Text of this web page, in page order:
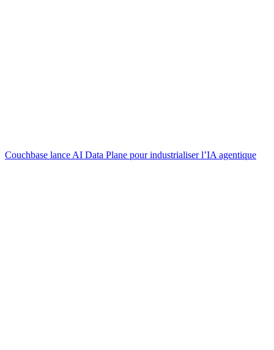
Couchbase lance AI Data Plane pour industrialiser l’IA agentique